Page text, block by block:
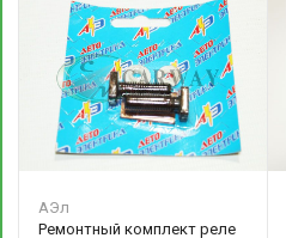
АЭл
Ремонтный комплект реле